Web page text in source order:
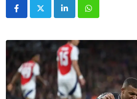
LinkedInWhatsapp